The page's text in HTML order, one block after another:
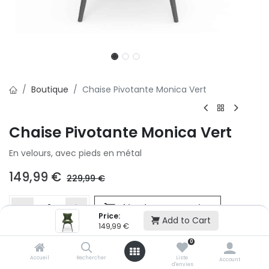
Price:
149,99 € Add to Cart
Accueil Rechercher
0
Liste
d'envies
Account
Boutique Chaise Pivotante Monica Vert
Chaise Pivotante Monica Vert
En velours, avec pieds en métal
149,99 € 229,99€
Ajouter au panier
Ajouter à la liste d'envie
Si vous ne pouvez pas ajouter cet article dans votre panier